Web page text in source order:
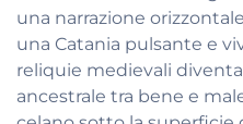
una narrazione
una Catania pulsante e
reliquie medievali
ancestrale tra bene e